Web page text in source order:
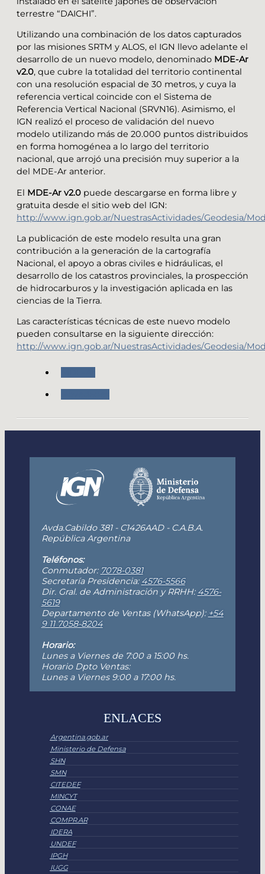
terrestre “DAICHI”.
Utilizando una combinación de los datos capturados
por las misiones SRTM y ALOS, el IGN llevo adelante el
desarrollo de un nuevo modelo, denominado MDE-Ar
v2.0, que cubre la totalidad del territorio continental
con una resolución espacial de 30 metros, y cuya la
referencia vertical coincide con el Sistema de
Referencia Vertical Nacional (SRVN16). Asimismo, el
IGN realizó el proceso de validación del nuevo
modelo utilizando más de 20.000 puntos distribuidos
en forma homogénea a lo largo del territorio
nacional, que arrojó una precisión muy superior a la
del MDE-Ar anterior.
El MDE-Ar v2.0 puede descargarse en forma libre y
gratuita desde el sitio web del IGN:
http://www.ign.gob.ar/NuestrasActividades/Geodesia/
La publicación de este modelo resulta una gran
contribución a la generación de la cartografía
Nacional, el apoyo a obras civiles e hidráulicas, el
desarrollo de los catastros provinciales, la prospección
de hidrocarburos y la investigación aplicada en las
ciencias de la Tierra.
Las características técnicas de este nuevo modelo
pueden consultarse en la siguiente dirección:
http://www.ign.gob.ar/NuestrasActividades/Geodesia/
Avda.Cabildo 381 - C1426AAD - C.A.B.A.
República Argentina
Teléfonos:
Conmutador: 7078-0381
Secretaría Presidencia: 4576-5566
Dir. Gral. de Administración y RRHH: 4576-
5619
Departamento de Ventas (WhatsApp): +54
9 11 7058-8204
Horario:
Lunes a Viernes de 7:00 a 15:00 hs.
Horario Dpto Ventas:
Lunes a Viernes 9:00 a 17:00 hs.
ENLACES
Argentina.gob.ar
Ministerio de Defensa
SHN
SMN
CITEDEF
MINCYT
CONAE
COMPR.AR
IDERA
UNDEF
IPGH
IUGG